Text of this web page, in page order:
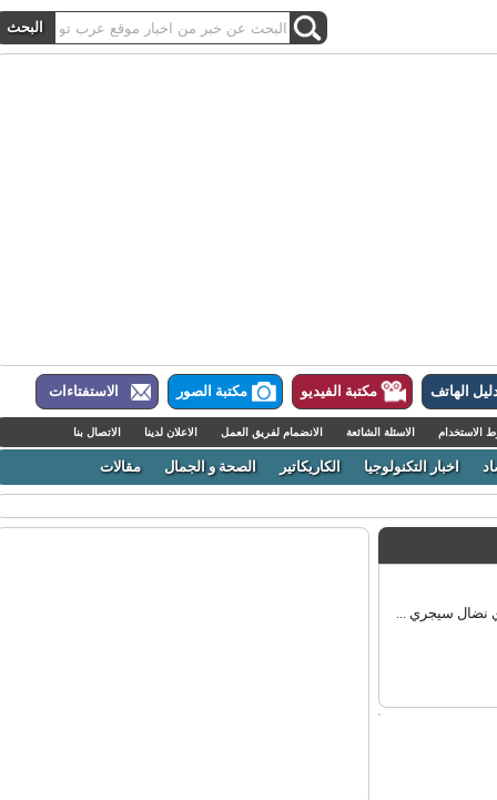
الهاتف مكتبة الفيديو مكتبة الصور الاستفتاءات
الاسئلة الشائعة الانضمام لفريق العمل الاعلان لدينا الاتصال بنا
اخبار التكنولوجيا الكاريكاتير الصحة و الجمال مقالات
سيجري ...